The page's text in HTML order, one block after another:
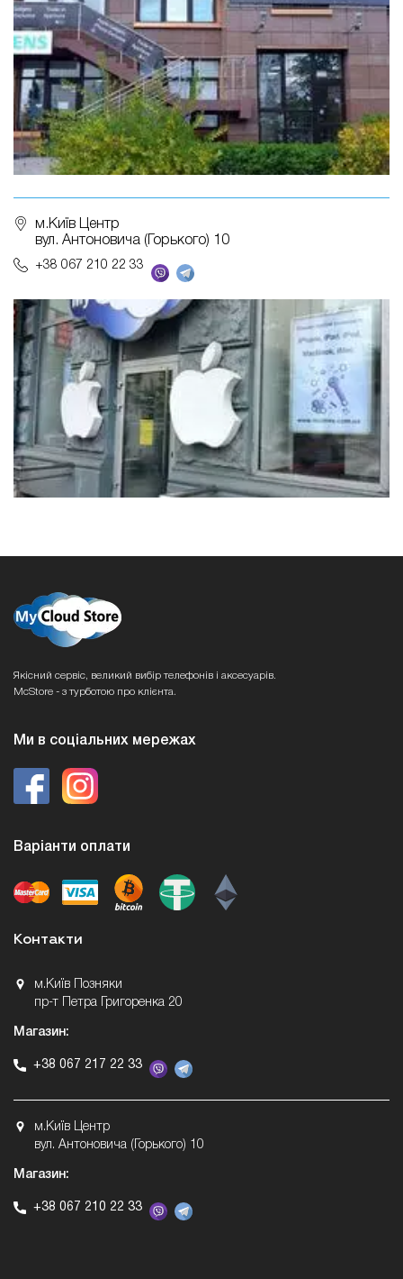
м.Київ Центр
вул. Антоновича (Горького) 10
+38 067 210 22 33
Якісний сервіс, великий вибір телефонів і аксесуарів.
McStore - з турботою про клієнта.
Ми в соціальних мережах
Варіанти оплати
Контакти
м.Київ Позняки
пр-т Петра Григоренка 20
Магазин:
+38 067 217 22 33
м.Київ Центр
вул. Антоновича (Горького) 10
Магазин:
+38 067 210 22 33